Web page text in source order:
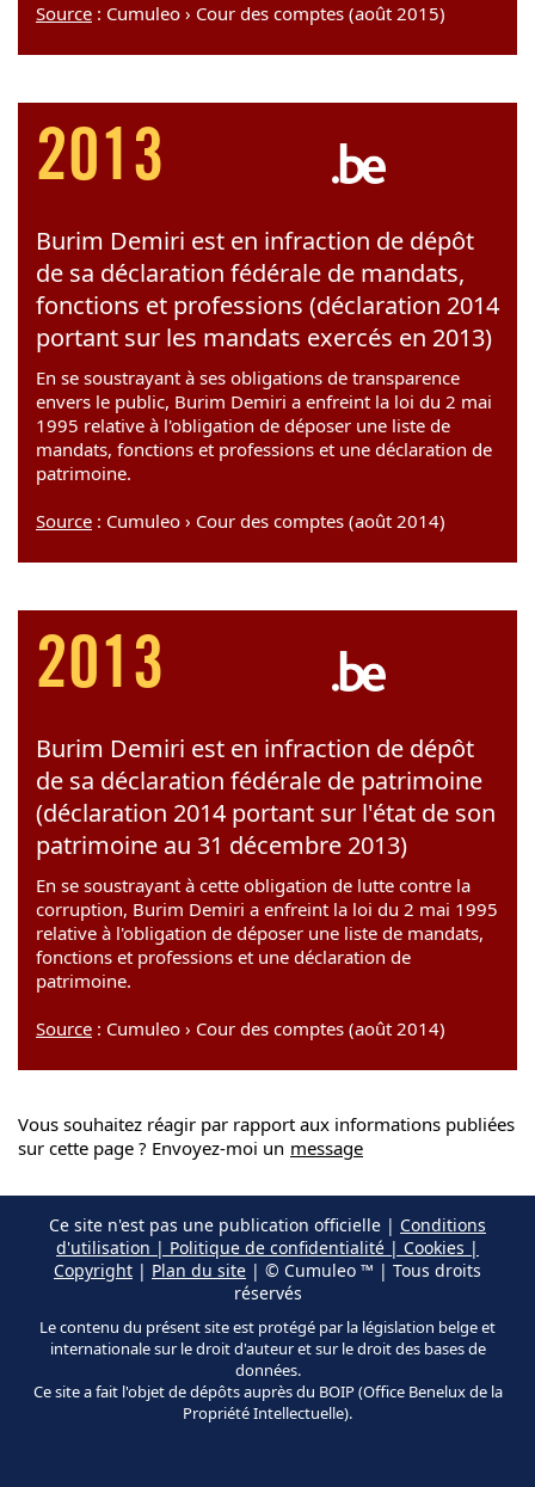
Source : Cumuleo › Cour des comptes (août 2015)
2013
Burim Demiri est en infraction de dépôt
de sa déclaration fédérale de mandats,
fonctions et professions (déclaration 2014
portant sur les mandats exercés en 2013)
En se soustrayant à ses obligations de transparence
envers le public, Burim Demiri a enfreint la loi du 2 mai
1995 relative à l'obligation de déposer une liste de
mandats, fonctions et professions et une déclaration de
patrimoine.
Source : Cumuleo › Cour des comptes (août 2014)
2013
Burim Demiri est en infraction de dépôt
de sa déclaration fédérale de patrimoine
(déclaration 2014 portant sur l'état de son
patrimoine au 31 décembre 2013)
En se soustrayant à cette obligation de lutte contre la
corruption, Burim Demiri a enfreint la loi du 2 mai 1995
relative à l'obligation de déposer une liste de mandats,
fonctions et professions et une déclaration de
patrimoine.
Source : Cumuleo › Cour des comptes (août 2014)
Vous souhaitez réagir par rapport aux informations publiées
sur cette page ? Envoyez-moi un message
Ce site n'est pas une publication officielle | Conditions
d'utilisation | Politique de confidentialité | Cookies |
Copyright | Plan du site | © Cumuleo ™ | Tous droits
réservés
Le contenu du présent site est protégé par la législation belge et
internationale sur le droit d'auteur et sur le droit des bases de
données.
Ce site a fait l'objet de dépôts auprès du BOIP (Office Benelux de la
Propriété Intellectuelle).